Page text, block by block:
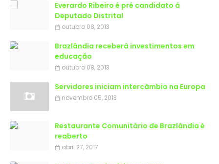
Everardo Ribeiro é pré candidato á
Deputado Distrital
outubro 08, 2013
Brazlândia receberá investimentos em
educação
outubro 08, 2013
Servidores iniciam intercâmbio na Europa
novembro 05, 2013
Restaurante Comunitário de Brazlândia é
reaberto
abril 27, 2017